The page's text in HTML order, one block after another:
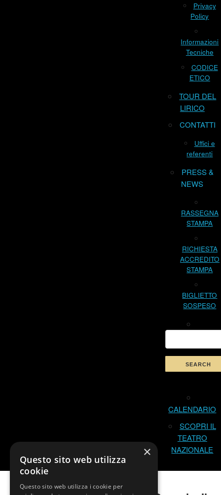
Privacy
Policy
Informazioni
Tecniche
CODICE
ETICO
TOUR DEL
LIRICO
CONTATTI
Uffici e
referenti
PRESS &
NEWS
RASSEGNA
STAMPA
RICHIESTA
ACCREDITO
STAMPA
BIGLIETTO
SOSPESO
CALENDARIO
SCOPRI IL
TEATRO
NAZIONALE
×
Questo sito web utilizza
cookie
Questo sito web utilizza i cookie per